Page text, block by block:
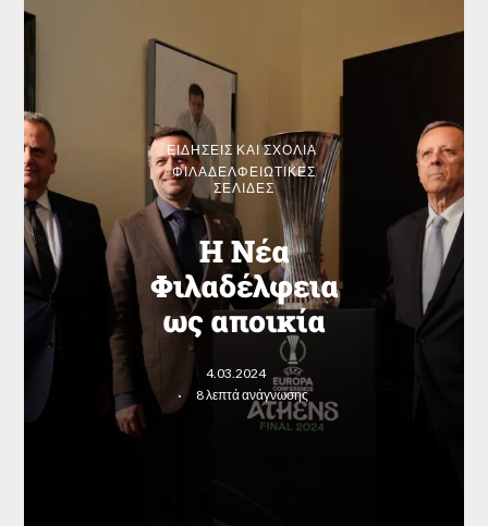
ΕΙΔΉΣΕΙΣ ΚΑΙ ΣΧΌΛΙΑ
ΦΙΛΑΔΕΛΦΕΙΏΤΙΚΕΣ
ΣΕΛΊΔΕΣ
Η Νέα
Φιλαδέλφεια
ως αποικία
4.03.2024
8 λεπτά ανάγνωσης